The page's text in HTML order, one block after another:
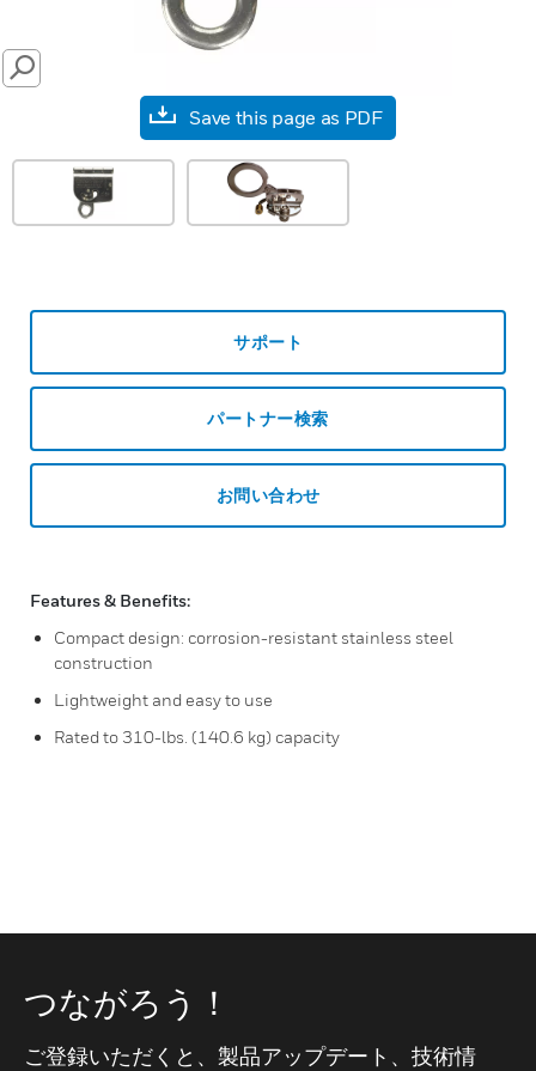
SEARCH
Save this page as PDF
サポート
パートナー検索
お問い合わせ
Features & Benefits:
Compact design: corrosion-resistant stainless steel
construction
Lightweight and easy to use
Rated to 310-lbs. (140.6 kg) capacity
つながろう！
ご登録いただくと、製品アップデート、技術情